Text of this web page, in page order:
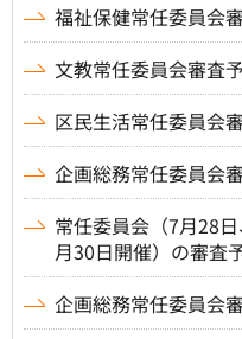
福祉保健常任委員会
文教常任委員会審査
区民生活常任委員会
企画総務常任委員会
常任委員会（7月28
月30日開催）の審査
企画総務常任委員会